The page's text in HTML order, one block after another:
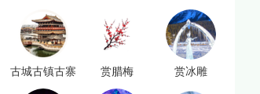
古城古镇古寨 赏腊梅 赏冰雕